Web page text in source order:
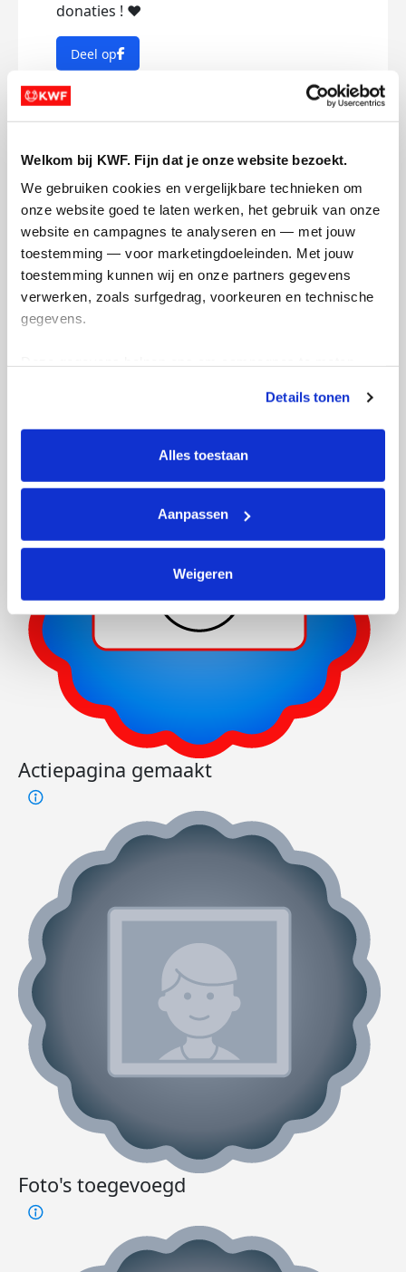
Welkom bij KWF. Fijn dat je onze website bezoekt.
We gebruiken cookies en vergelijkbare technieken om
onze website goed te laten werken, het gebruik van onze
website en campagnes te analyseren en — met jouw
toestemming — voor marketingdoeleinden. Met jouw
toestemming kunnen wij en onze partners gegevens
verwerken, zoals surfgedrag, voorkeuren en technische
gegevens.
tonen. Je kunt je toestemming op elk moment wijzigen of
intrekken via Cookie instellingen onderaan de pagina. De
lijst met cookies is te vinden in het tabblad “details”.
Details tonen
Alles toestaan
Aanpassen
Weigeren
donaties ! ❤️
Deel op
Mijn activiteiten volgen
346
kms
Actiepagina gemaakt
Foto's toegevoegd